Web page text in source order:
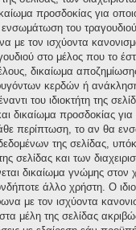
προσδοκίας για
του
με τον ισχύοντα
στο μέλος που το
δικαίωμα
κερδών ή
του ιδιοκτήτη της
δικαίωμα προσδοκίας
περίπτωση, το αν θα
της σελίδας,
σελίδας και των
δικαίωμα γνώμης στον
άλλο χρήστη. Ο
με τον ισχύοντα
στα μέλη της σελίδας